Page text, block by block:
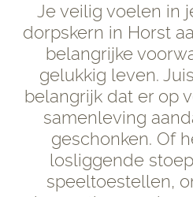
Je veilig voelen in
dorpskern in Horst
belangrijke
gelukkig leven.
belangrijk dat er op
samenleving
geschonken. Of
losliggende
speeltoestellen,